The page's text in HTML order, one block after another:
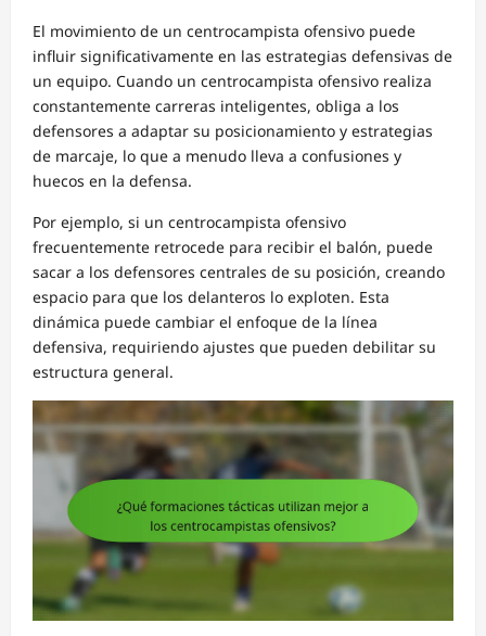
El movimiento de un centrocampista ofensivo puede
influir significativamente en las estrategias defensivas de
un equipo. Cuando un centrocampista ofensivo realiza
constantemente carreras inteligentes, obliga a los
defensores a adaptar su posicionamiento y estrategias
de marcaje, lo que a menudo lleva a confusiones y
huecos en la defensa.
Por ejemplo, si un centrocampista ofensivo
frecuentemente retrocede para recibir el balón, puede
sacar a los defensores centrales de su posición, creando
espacio para que los delanteros lo exploten. Esta
dinámica puede cambiar el enfoque de la línea
defensiva, requiriendo ajustes que pueden debilitar su
estructura general.